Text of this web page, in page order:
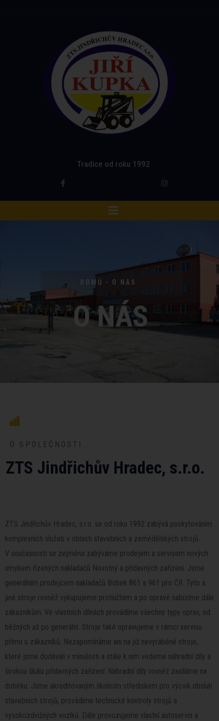
Tradice od roku 1992
DOMŮ - O NÁS
O NÁS
O SPOLEČNOSTI..
ZTS Jindřichův Hradec, s.r.o.
ZTS Jindřichův Hradec, s.r.o. se od roku 1992 zabývá poskytováním
komplexních služeb v oblasti stavebních a zemědělských strojů.
V současnosti se zejména zabýváme prodejem a servisem nových
smykem řízených nakladačů Novotný a přídavných zařízení. Jsme
generálním prodejcem nakladačů Bobek 861 a 961 pro ČR. Tyto a
jiné stroje rovněž vykupujeme protiúčtem a po opravě nabízíme dále
zákazníkům. Ve vlastních dílnách provádíme všechny typy oprav, od
běžných až po generální. Stroje také opravujeme v rámci servisu
přímo u zákazníků. Nezapomínáme ani na již nevyráběné stroje,
které jsme dodávali v minulosti a stále k nim vedeme náhradní díly a
širokou škálu přídavných zařízení. Náhradní díly rovněž zasíláme na
dobírku. Jsme akreditovaným školicím střediskem pro výcvik obsluh
stavebních strojů, provádíme technické kontroly strojů a
vysokozdvižných vozíků. Dále provozujeme vlastní autoservis a